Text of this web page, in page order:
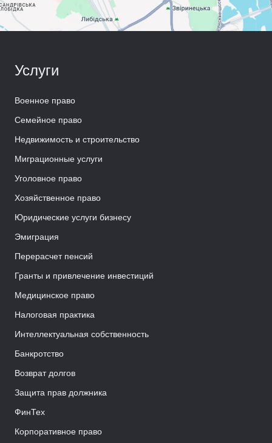
Услуги
Военное право
Семейное право
Недвижимость и строительство
Миграционные услуги
Уголовное право
Хозяйственное право
Юридические услуги бизнесу
Эмиграция
Перерасчет пенсий
Гранты и привлечение инвестиций
Медицинское право
Налоговая практика
Интеллектуальная собственность
Банкротство
Возврат долгов
Защита прав должника
ФинТех
Корпоративное право